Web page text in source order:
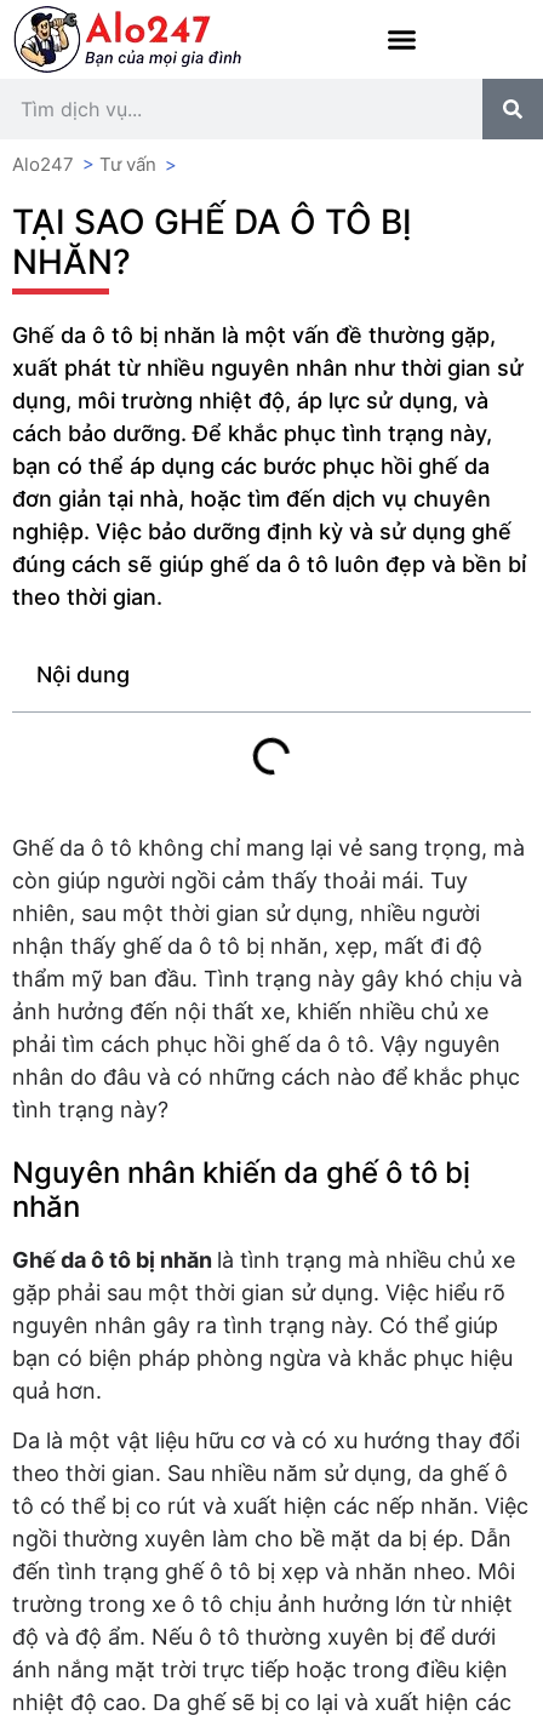
Alo247 > Tư vấn >
TẠI SAO GHẾ DA Ô TÔ BỊ
NHĂN?
Ghế da ô tô bị nhăn là một vấn đề thường gặp,
xuất phát từ nhiều nguyên nhân như thời gian sử
dụng, môi trường nhiệt độ, áp lực sử dụng, và
cách bảo dưỡng. Để khắc phục tình trạng này,
bạn có thể áp dụng các bước phục hồi ghế da
đơn giản tại nhà, hoặc tìm đến dịch vụ chuyên
nghiệp. Việc bảo dưỡng định kỳ và sử dụng ghế
đúng cách sẽ giúp ghế da ô tô luôn đẹp và bền bỉ
theo thời gian.
Nội dung
Ghế da ô tô không chỉ mang lại vẻ sang trọng, mà
còn giúp người ngồi cảm thấy thoải mái. Tuy
nhiên, sau một thời gian sử dụng, nhiều người
nhận thấy ghế da ô tô bị nhăn, xẹp, mất đi độ
thẩm mỹ ban đầu. Tình trạng này gây khó chịu và
ảnh hưởng đến nội thất xe, khiến nhiều chủ xe
phải tìm cách phục hồi ghế da ô tô. Vậy nguyên
nhân do đâu và có những cách nào để khắc phục
tình trạng này?
Nguyên nhân khiến da ghế ô tô bị
nhăn
Ghế da ô tô bị nhăn là tình trạng mà nhiều chủ xe
gặp phải sau một thời gian sử dụng. Việc hiểu rõ
nguyên nhân gây ra tình trạng này. Có thể giúp
bạn có biện pháp phòng ngừa và khắc phục hiệu
quả hơn.
Da là một vật liệu hữu cơ và có xu hướng thay đổi
theo thời gian. Sau nhiều năm sử dụng, da ghế ô
tô có thể bị co rút và xuất hiện các nếp nhăn. Việc
ngồi thường xuyên làm cho bề mặt da bị ép. Dẫn
đến tình trạng ghế ô tô bị xẹp và nhăn nheo. Môi
trường trong xe ô tô chịu ảnh hưởng lớn từ nhiệt
độ và độ ẩm. Nếu ô tô thường xuyên bị để dưới
ánh nắng mặt trời trực tiếp hoặc trong điều kiện
nhiệt độ cao. Da ghế sẽ bị co lại và xuất hiện các